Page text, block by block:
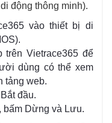
động thông minh).
vào thiết bị di
trên Vietrace365 để
dùng có thể xem
tảng web.
đầu.
bấm Dừng và Lưu.